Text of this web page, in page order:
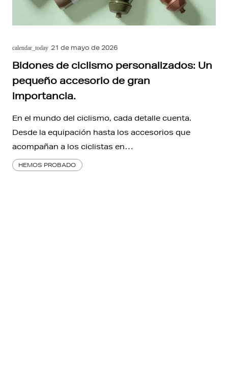
calendar_today 21 de mayo de 2026
Bidones de ciclismo personalizados: Un
pequeño accesorio de gran
importancia.
En el mundo del ciclismo, cada detalle cuenta.
Desde la equipación hasta los accesorios que
acompañan a los ciclistas en…
HEMOS PROBADO